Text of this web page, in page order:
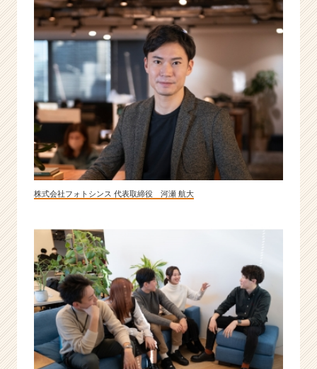
t
o
B
ス
ト
ロ
ッ
ク
市
場
内
o.
1/
S
a
a
S
株式会社フォトシンス 代表取締役 河瀬 航大